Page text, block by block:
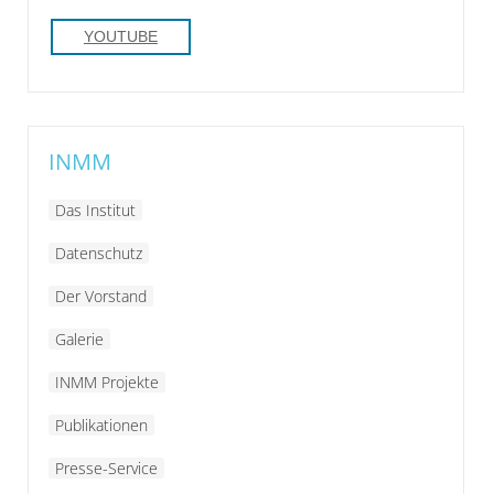
YOUTUBE
INMM
Das Institut
Datenschutz
Der Vorstand
Galerie
INMM Projekte
Publikationen
Presse-Service